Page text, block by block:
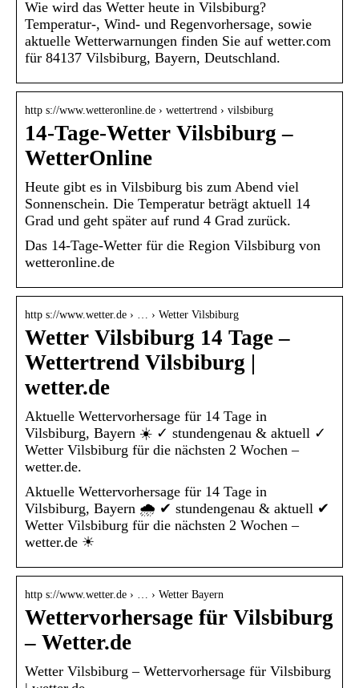
Wie wird das Wetter heute in Vilsbiburg?
Temperatur-, Wind- und Regenvorhersage, sowie
aktuelle Wetterwarnungen finden Sie auf wetter.com
für 84137 Vilsbiburg, Bayern, Deutschland.
http s://www.wetteronline.de › wettertrend › vilsbiburg
14-Tage-Wetter Vilsbiburg –
WetterOnline
Heute gibt es in Vilsbiburg bis zum Abend viel
Sonnenschein. Die Temperatur beträgt aktuell 14
Grad und geht später auf rund 4 Grad zurück.
Das 14-Tage-Wetter für die Region Vilsbiburg von
wetteronline.de
http s://www.wetter.de › … › Wetter Vilsbiburg
Wetter Vilsbiburg 14 Tage –
Wettertrend Vilsbiburg |
wetter.de
Aktuelle Wettervorhersage für 14 Tage in
Vilsbiburg, Bayern ☀️ ✓ stundengenau & aktuell ✓
Wetter Vilsbiburg für die nächsten 2 Wochen –
wetter.de.
Aktuelle Wettervorhersage für 14 Tage in
Vilsbiburg, Bayern 🌧️ ✔ stundengenau & aktuell ✔
Wetter Vilsbiburg für die nächsten 2 Wochen –
wetter.de ☀
http s://www.wetter.de › … › Wetter Bayern
Wettervorhersage für Vilsbiburg
– Wetter.de
Wetter Vilsbiburg – Wettervorhersage für Vilsbiburg